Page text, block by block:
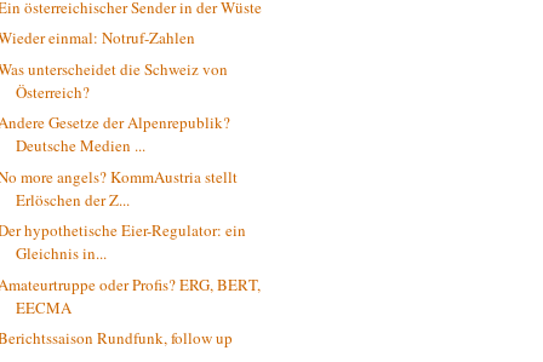
österreichischer Sender in der Wüste
einmal: Notruf-Zahlen
unterscheidet die Schweiz von
Österreich?
Gesetze der Alpenrepublik?
Deutsche Medien ...
more angels? KommAustria stellt
Erlöschen der Z...
hypothetische Eier-Regulator: ein
Gleichnis in...
oder Profis? ERG, BERT,
EECMA
Rundfunk, follow up